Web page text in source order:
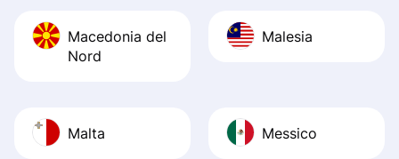
Macedonia del
Nord
Malesia
Malta Messico